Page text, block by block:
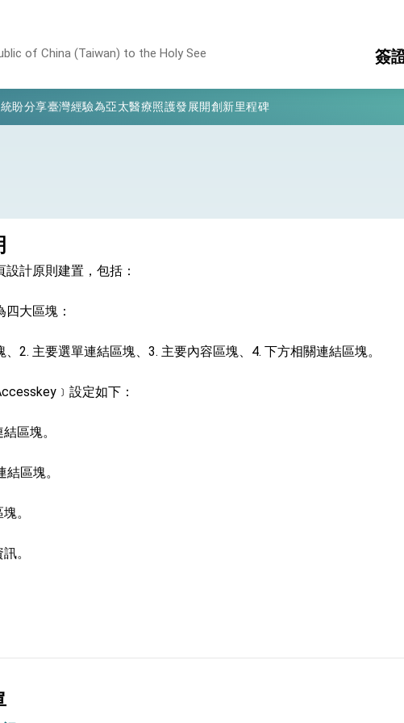
of China (Taiwan) to the Holy See 簽
護
簽
盼分享臺灣經驗為亞太醫療照護發展開創新里程碑
點亮世界」及「台灣智慧醫療與健康產業展」預告短片，向世界展現台灣守
為團結、為國家邁出合作第一步
指出：自由世界 需要台灣，團結合作方能守護繁榮
議員蓋耶哥訪問團
馬歇爾基金會」訪問團一行，深化跨大西洋戰略夥伴關係
臺灣取得有利戰略地位 全力支持「臺美對等貿易協定」簽署
台灣雄厚數位實力，達成固邦榮邦目標
太經濟合作策略小組」跨部會會議
設計原則建置，包括：
大區塊：
、2. 主要選單連結區塊、3. 主要內容區塊、4. 下方相關連結區塊。
設定如下：
區塊。
區塊。
塊。
。